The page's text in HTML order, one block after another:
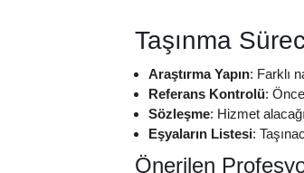
Taşınma
Araştırma Yapın: Farklı
Referans Kontrolü:
Sözleşme: Hizmet
Eşyaların Listesi:
Önerilen